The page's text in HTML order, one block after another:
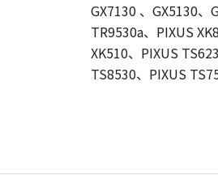
GX7130 、GX5130
TR9530a、PIXUS
XK510、PIXUS
TS8530、PIXUS